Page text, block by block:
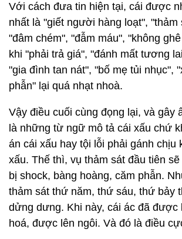
Với cách đưa tin hiện tại, cái được
nhất là "giết người hàng loạt", "thảm
"đâm chém", "đẫm máu", "không
khi "phải trả giá", "đánh mất tương
"gia đình tan nát", "bố mẹ tủi nhục",
phẫn" lại quá nhạt nhoà.
Vậy điều cuối cùng đọng lại, và gây
là những từ ngữ mô tả cái xấu chứ
án cái xấu hay tội lỗi phải gánh chịu
xấu. Thế thì, vụ thảm sát đầu tiên
bị shock, bàng hoàng, căm phẫn.
thảm sát thứ năm, thứ sáu, thứ bảy
dửng dưng. Khi này, cái ác đã được
hoá, được lên ngôi. Và đó là điều